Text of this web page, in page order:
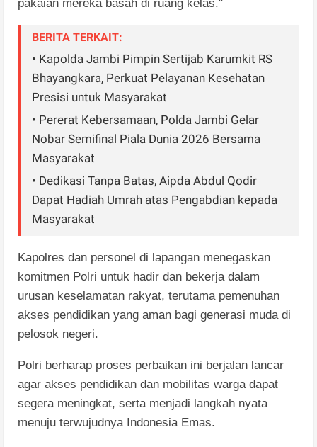
pakaian mereka basah di ruang kelas."
BERITA TERKAIT:
• Kapolda Jambi Pimpin Sertijab Karumkit RS
Bhayangkara, Perkuat Pelayanan Kesehatan
Presisi untuk Masyarakat
• Pererat Kebersamaan, Polda Jambi Gelar
Nobar Semifinal Piala Dunia 2026 Bersama
Masyarakat
• Dedikasi Tanpa Batas, Aipda Abdul Qodir
Dapat Hadiah Umrah atas Pengabdian kepada
Masyarakat
​Kapolres dan personel di lapangan menegaskan
komitmen Polri untuk hadir dan bekerja dalam
urusan keselamatan rakyat, terutama pemenuhan
akses pendidikan yang aman bagi generasi muda di
pelosok negeri.
​Polri berharap proses perbaikan ini berjalan lancar
agar akses pendidikan dan mobilitas warga dapat
segera meningkat, serta menjadi langkah nyata
menuju terwujudnya Indonesia Emas.